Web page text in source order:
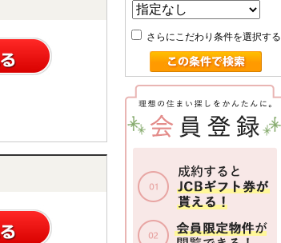
さらにこだわり条件を選択する